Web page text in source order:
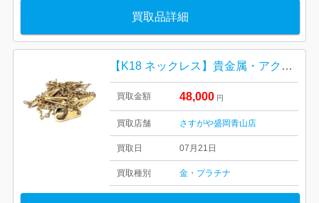
買取品詳細
【K18 ネックレス】貴金属・アクセサリー
買取金額 48,000 円
買取店舗 さすがや盛岡青山店
買取日 07月21日
買取種別 金・プラチナ